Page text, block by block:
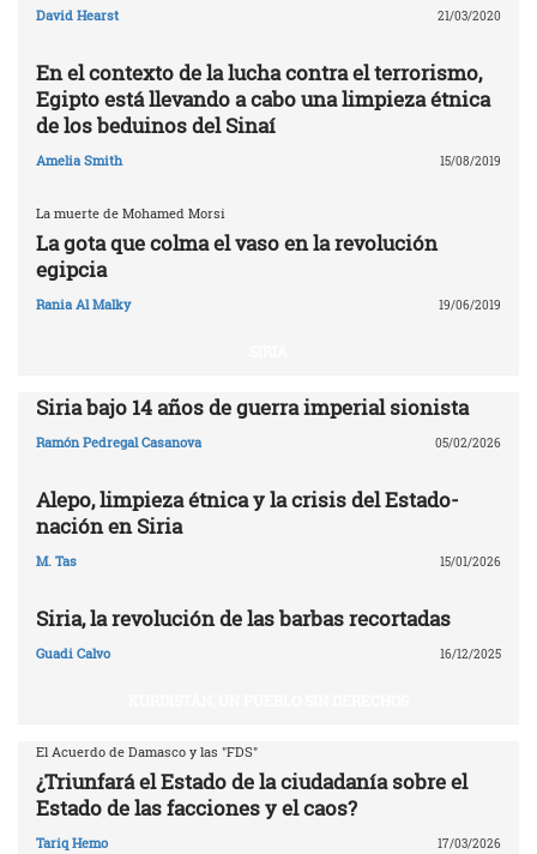
David Hearst 21/03/2020
En el contexto de la lucha contra el terrorismo,
Egipto está llevando a cabo una limpieza étnica
de los beduinos del Sinaí
Amelia Smith 15/08/2019
La muerte de Mohamed Morsi
La gota que colma el vaso en la revolución
egipcia
Rania Al Malky 19/06/2019
Siria bajo 14 años de guerra imperial sionista
Ramón Pedregal Casanova 05/02/2026
Alepo, limpieza étnica y la crisis del Estado-
nación en Siria
M. Tas 15/01/2026
Siria, la revolución de las barbas recortadas
Guadi Calvo 16/12/2025
El Acuerdo de Damasco y las "FDS"
¿Triunfará el Estado de la ciudadanía sobre el
Estado de las facciones y el caos?
Tariq Hemo 17/03/2026